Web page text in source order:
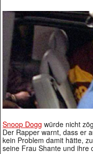
Snoop Dogg würde nicht
Der Rapper warnt, dass er
kein Problem damit hätte,
seine Frau Shante und ihre